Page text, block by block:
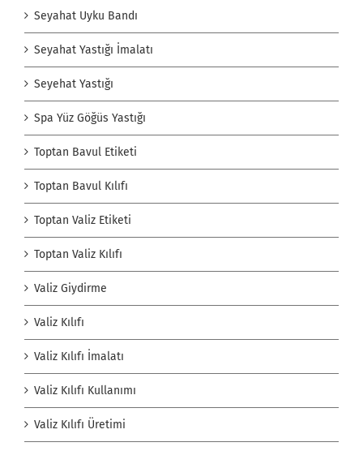
Seyahat Uyku Bandı
Seyahat Yastığı İmalatı
Seyehat Yastığı
Spa Yüz Göğüs Yastığı
Toptan Bavul Etiketi
Toptan Bavul Kılıfı
Toptan Valiz Etiketi
Toptan Valiz Kılıfı
Valiz Giydirme
Valiz Kılıfı
Valiz Kılıfı İmalatı
Valiz Kılıfı Kullanımı
Valiz Kılıfı Üretimi